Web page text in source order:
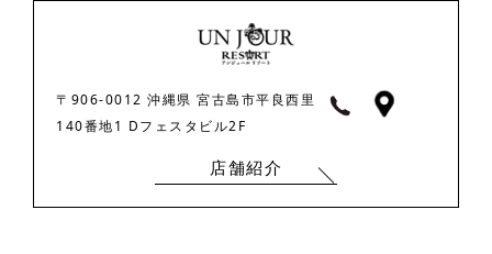
〒906-0012 沖縄県 宮古島市平良西里
140番地1 Dフェスタビル2F
店舗紹介